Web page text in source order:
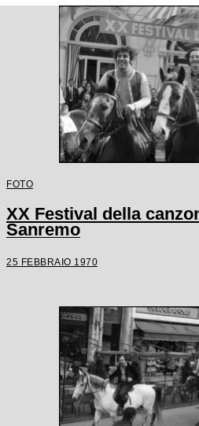
FOTO
XX Festival della
Sanremo
25 FEBBRAIO 1970